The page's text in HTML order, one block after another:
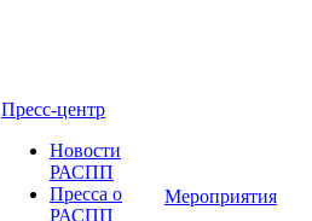
Пресс-центр
Новости
РАСПП
Пресса о
РАСПП
Мероприятия